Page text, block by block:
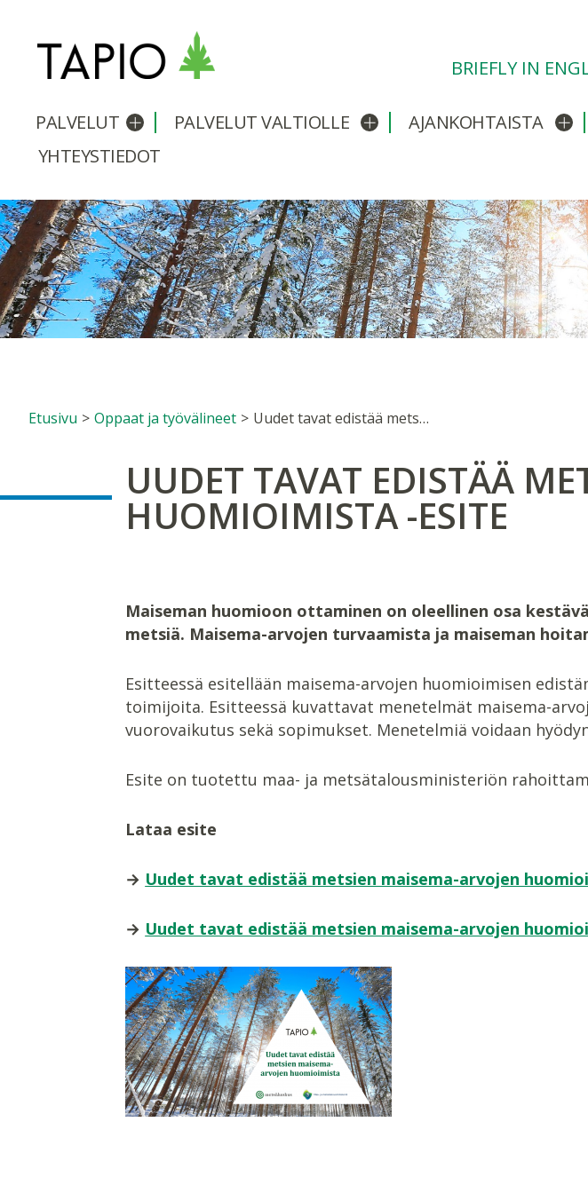
BRIEFLY IN
PALVELUT Avaa/sulje alavalikko
PALVELUT VALTIOLLE Avaa/sulje alavalikko
AJANKOHTAISTA
YHTEYSTIEDOT
Etusivu > Oppaat ja työvälineet > Uudet tavat edistää metsien maisema-arvojen huomioimista -esite
UUDET TAVAT EDISTÄÄ
HUOMIOIMISTA -ESITE
Maiseman huomioon ottaminen on oleellinen osa
metsiä. Maisema-arvojen turvaamista ja maiseman
Esitteessä esitellään maisema-arvojen huomioimisen
toimijoita. Esitteessä kuvattavat menetelmät maisema-
vuorovaikutus sekä sopimukset. Menetelmiä voidaan
Esite on tuotettu maa- ja metsätalousministeriön
Lataa esite
→ Uudet tavat edistää metsien maisema-arvojen
→ Uudet tavat edistää metsien maisema-arvojen